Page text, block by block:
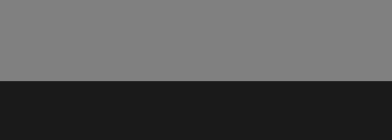
プレミアム